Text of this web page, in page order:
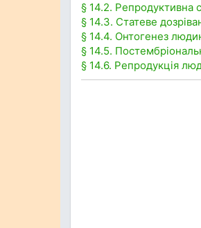
§ 14.2. Репродуктивна
§ 14.3. Статеве
§ 14.4. Онтогенез
§ 14.5.
§ 14.6. Репродукція